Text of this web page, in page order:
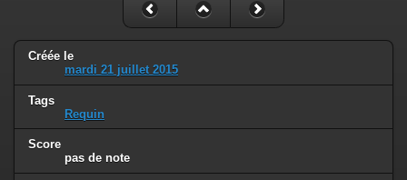
Créée le
mardi 21 juillet 2015
Tags
Requin
Score
pas de note